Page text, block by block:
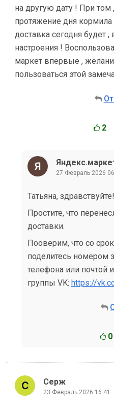
на другую дату ! При том
протяжение дня
доставка сегодня будет ,
настроения !
маркет впервые ,
пользоваться этой
2
27 Февраль 2026
Татьяна, здравствуйте!
Простите, что
доставки.
Пооверим, что со
поделитесь номером
телефона или почтой
группы VK: https://
0
Серж
23 Февраль 2026 16:41